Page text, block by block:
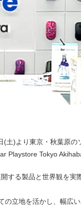
)より東京・秋葉原の
Playstore Tokyo
る製品と世界観を実
の立地を活かし、幅広